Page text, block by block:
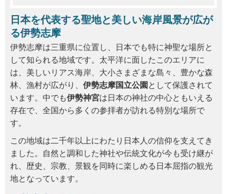
日本を代表する聖地と美しい海岸風景が広が
る伊勢志摩
伊勢志摩は三重県に位置し、日本でも特に神聖な場所と
して知られる地域です。太平洋に面したこのエリアに
は、美しいリアス海岸、大小さまざまな島々、豊かな森
林、漁村が広がり、 伊勢志摩国立公園として保護されて
います。中でも伊勢神宮は日本の神社の中心ともいえる
存在で、全国から多くの参拝者が訪れる特別な場所で
す。
この地域は二千年以上にわたり日本人の信仰を支えてき
ました。自然と調和した神社や伝統文化が今も受け継が
れ、歴史、宗教、景観を同時に楽しめる日本屈指の観光
地となっています。